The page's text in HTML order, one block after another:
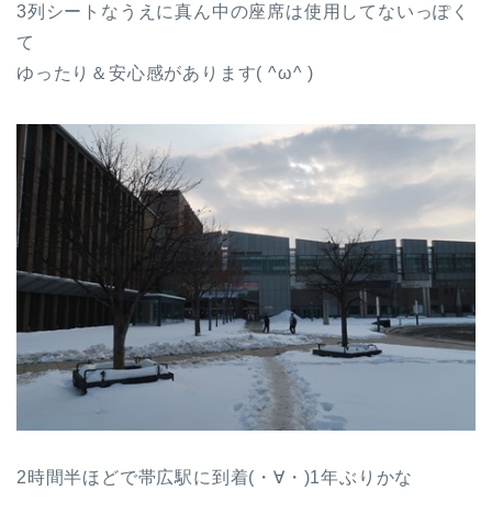
3列シートなうえに真ん中の座席は使用してないっぽく
て
ゆったり＆安心感があります( ^ω^ )
2時間半ほどで帯広駅に到着(・∀・)1年ぶりかな